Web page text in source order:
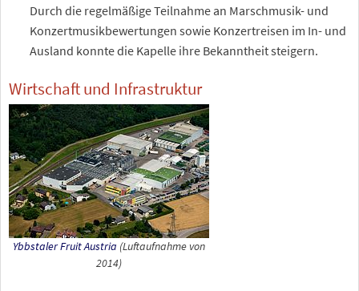
Durch die regelmäßige Teilnahme an Marschmusik- und
Konzertmusikbewertungen sowie Konzertreisen im In- und
Ausland konnte die Kapelle ihre Bekanntheit steigern.
Wirtschaft und Infrastruktur
Ybbstaler Fruit Austria (Luftaufnahme von
2014)